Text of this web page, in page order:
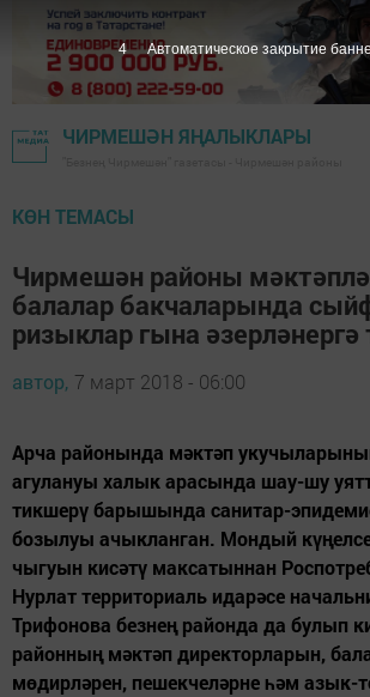
ЧИРМЕШӘН ЯҢАЛЫКЛАРЫ
КӨН ТЕМАСЫ
Чирмешән районы
балалар бакчаларында
ризыклар гына
автор, 7 март 2018 - 06:00
Арча районында мәктәп
агулануы халык арасында шау-шу
тикшерү барышында санитар-
бозылуы ачыкланган. Мондый
чыгуын кисәтү максатыннан
Нурлат территориаль идарәсе
Трифонова безнең районда да булып
районның мәктәп директорларын,
мөдирләрен, пешекчеләрне һәм азык-
3 Автоматическое закрытие